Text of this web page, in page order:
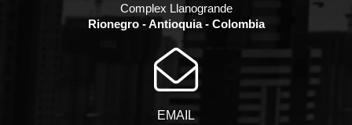
Complex Llanogrande
Rionegro - Antioquia - Colombia
EMAIL